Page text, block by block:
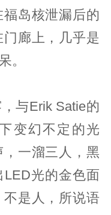
福岛核泄漏后的
廊上，几乎是
。
与Erik Satie的
变幻不定的光
一溜三人，黑
光的金色面
是人，所说语